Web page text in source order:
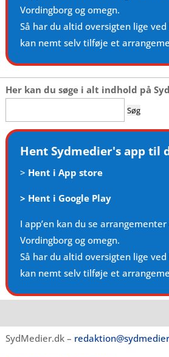
Vordingborg og omegn.
Så har du altid oversigten lige ved
kan nemt selv tilføje et
Her kan du søge i alt indhold på
efter:
Hent Sydmedier's app til
> Hent i App store
> Hent i Google Play
I app’en kan du se
Vordingborg og omegn.
Så har du altid oversigten lige ved
kan nemt selv tilføje et
SydMedier.dk –